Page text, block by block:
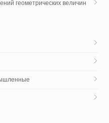
геометрических величин